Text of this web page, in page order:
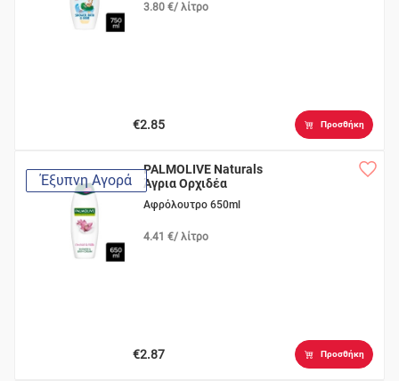
3.80 €/ λίτρο
€2.85 Προσθήκη
Έξυπνη Αγορά
PALMOLIVE Naturals
Άγρια Ορχιδέα
Αφρόλουτρο 650ml
4.41 €/ λίτρο
€2.87 Προσθήκη